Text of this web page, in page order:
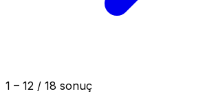
1 – 12 / 18 sonuç